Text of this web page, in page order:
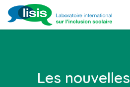
Se rendre au contenu
Les